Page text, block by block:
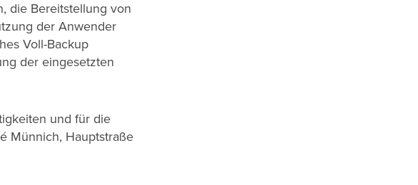
die Bereitstellung von
der Anwender
Voll-Backup
der eingesetzten
und für die
Münnich, Hauptstraße